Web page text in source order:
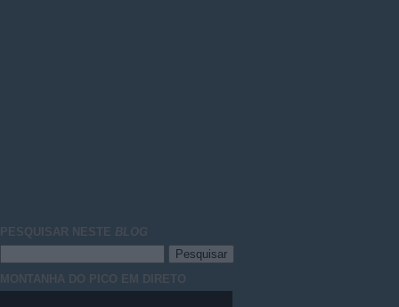
PESQUISAR NESTE BLOG
MONTANHA DO PICO EM DIRETO